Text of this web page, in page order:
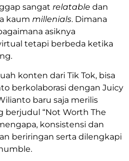
sangat relatable dan
kaum millenials. Dimana
asiknya
tetapi berbeda ketika
konten dari Tik Tok, bisa
berkolaborasi dengan Juicy
baru saja merilis
berjudul “Not Worth The
konsistensi dan
beriringan serta dilengkapi